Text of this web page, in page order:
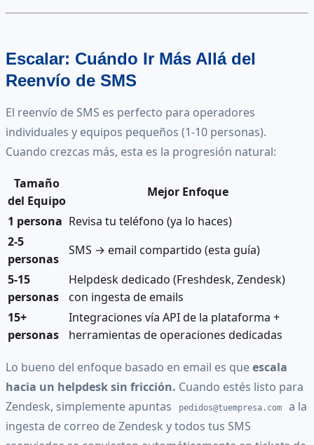
Escalar: Cuándo Ir Más Allá del
Reenvío de SMS
El reenvío de SMS es perfecto para operadores
individuales y equipos pequeños (1-10 personas).
Cuando crezcas más, esta es la progresión natural:
Tamaño
del Equipo
Mejor Enfoque
1 persona Revisa tu teléfono (ya lo haces)
2-5
personas
SMS → email compartido (esta guía)
5-15
personas
Helpdesk dedicado (Freshdesk, Zendesk)
con ingesta de emails
15+
personas
Integraciones vía API de la plataforma +
herramientas de operaciones dedicadas
Lo bueno del enfoque basado en email es queescala
hacia un helpdesk sin fricción. Cuando estés listo para
Zendesk, simplemente apuntas
pedidos@tuempresa.com
a la
ingesta de correo de Zendesk y todos tus SMS